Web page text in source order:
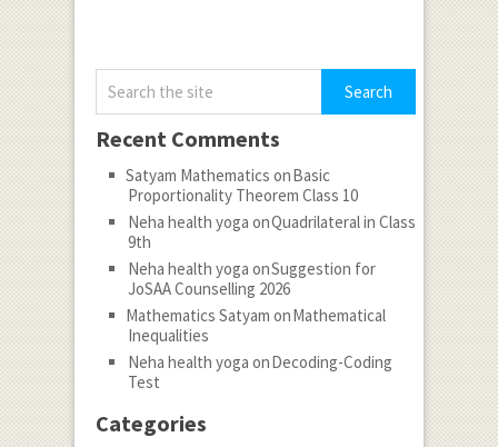
Recent Comments
Satyam Mathematics onBasic
Proportionality Theorem Class 10
Neha health yoga onQuadrilateral in Class
9th
Neha health yoga onSuggestion for
JoSAA Counselling 2026
Mathematics Satyam onMathematical
Inequalities
Neha health yoga onDecoding-Coding
Test
Categories